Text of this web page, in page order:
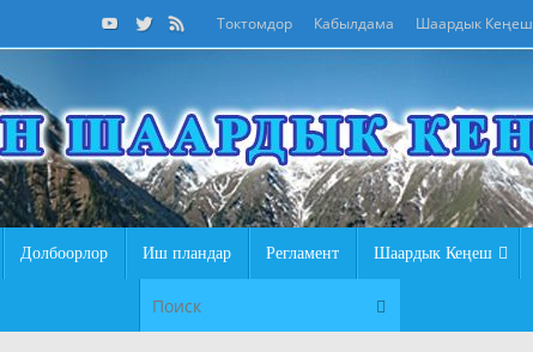
Токтомдор Кабылдама Шаардык Кеңеш
Долбоорлор Иш пландар Регламент Шаардык Кеңеш
Поиск